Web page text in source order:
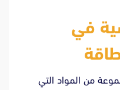
في
من المواد التي